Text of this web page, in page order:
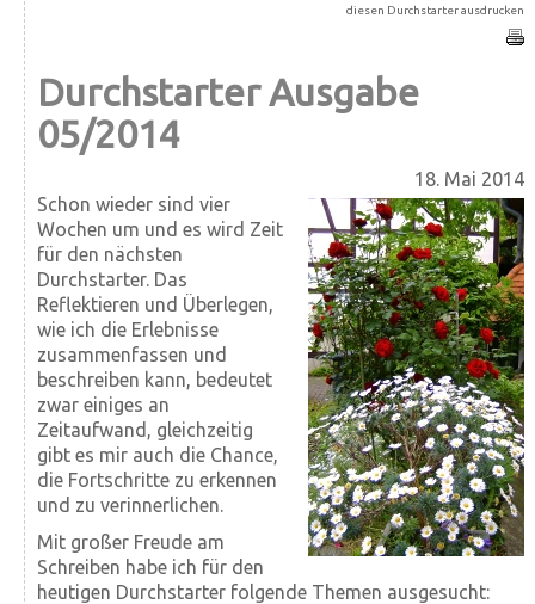
diesen Durchstarter ausdrucken
Durchstarter Ausgabe
05/2014
18. Mai 2014
Schon wieder sind vier
Wochen um und es wird Zeit
für den nächsten
Durchstarter. Das
Reflektieren und Überlegen,
wie ich die Erlebnisse
zusammenfassen und
beschreiben kann, bedeutet
zwar einiges an
Zeitaufwand, gleichzeitig
gibt es mir auch die Chance,
die Fortschritte zu erkennen
und zu verinnerlichen.
Mit großer Freude am
Schreiben habe ich für den
heutigen Durchstarter folgende Themen ausgesucht: